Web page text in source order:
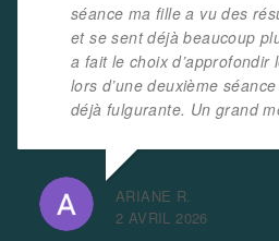
séance ma fille a vu des
et se sent déjà beaucoup
a fait le choix d’approfondir
lors d’une deuxième
déjà fulgurante. Un grand
ARIANE R.
2 AVRIL 2026